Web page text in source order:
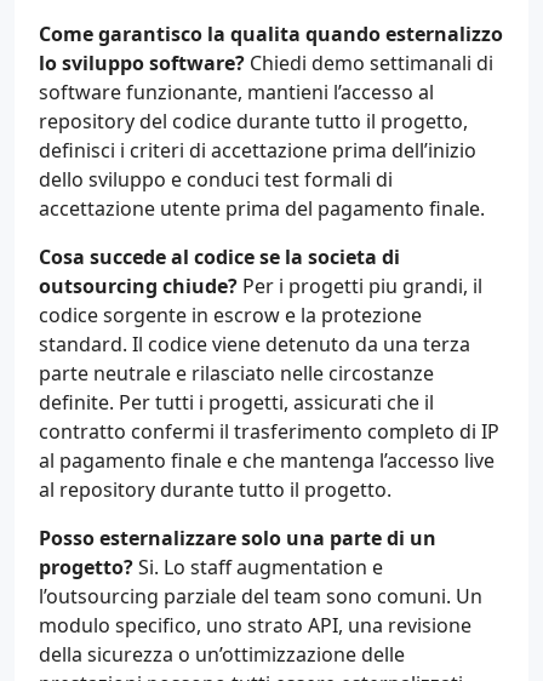
Come garantisco la qualita quando esternalizzo
lo sviluppo software? Chiedi demo settimanali di
software funzionante, mantieni l’accesso al
repository del codice durante tutto il progetto,
definisci i criteri di accettazione prima dell’inizio
dello sviluppo e conduci test formali di
accettazione utente prima del pagamento finale.
Cosa succede al codice se la societa di
outsourcing chiude? Per i progetti piu grandi, il
codice sorgente in escrow e la protezione
standard. Il codice viene detenuto da una terza
parte neutrale e rilasciato nelle circostanze
definite. Per tutti i progetti, assicurati che il
contratto confermi il trasferimento completo di IP
al pagamento finale e che mantenga l’accesso live
al repository durante tutto il progetto.
Posso esternalizzare solo una parte di un
progetto?Si. Lo staff augmentation e
l’outsourcing parziale del team sono comuni. Un
modulo specifico, uno strato API, una revisione
della sicurezza o un’ottimizzazione delle